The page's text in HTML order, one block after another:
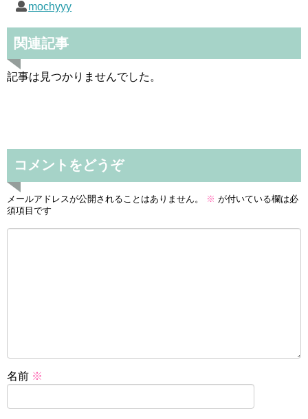
mochyyy
関連記事
記事は見つかりませんでした。
コメントをどうぞ
メールアドレスが公開されることはありません。 ※ が付いている欄は必
須項目です
名前 ※